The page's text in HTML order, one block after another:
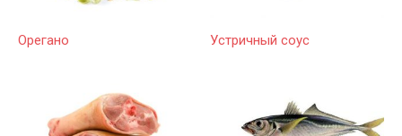
Орегано Устричный соус